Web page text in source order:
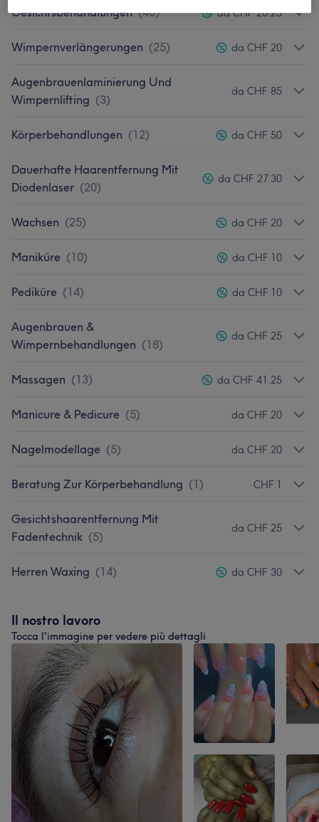
Gesichtsbehandlungen (40) da CHF 26.25
Wimpernverlängerungen (25) da CHF 20
Augenbrauenlaminierung Und
Wimpernlifting (3)
da CHF 85
Körperbehandlungen (12) da CHF 50
Dauerhafte Haarentfernung Mit
Diodenlaser (20)
da CHF 27.30
Wachsen (25) da CHF 20
Maniküre (10) da CHF 10
Pediküre (14) da CHF 10
Augenbrauen &
Wimpernbehandlungen (18)
da CHF 25
Massagen (13) da CHF 41.25
Manicure & Pedicure (5) da CHF 20
Nagelmodellage (5) da CHF 20
Beratung Zur Körperbehandlung (1) CHF 1
Gesichtshaarentfernung Mit
Fadentechnik (5)
da CHF 25
Herren Waxing (14) da CHF 30
Il nostro lavoro
Tocca l'immagine per vedere più dettagli